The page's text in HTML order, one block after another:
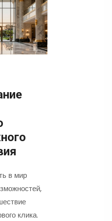
в мир
клика.